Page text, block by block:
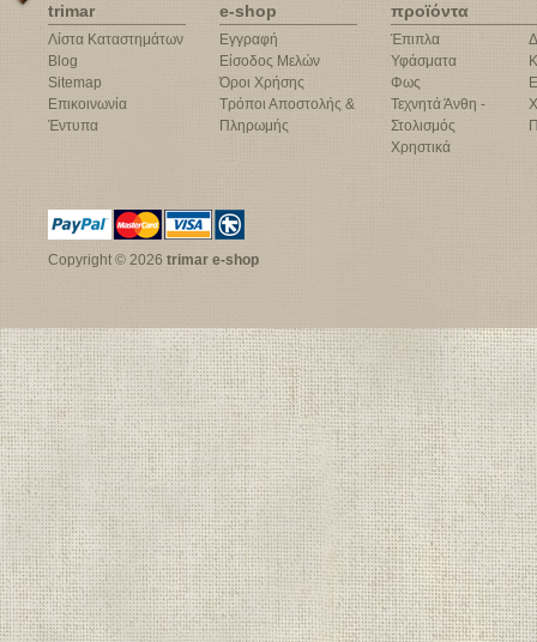
trimar
Λίστα Καταστημάτων
Blog
Sitemap
Επικοινωνία
Έντυπα
e-shop
Εγγραφή
Είσοδος Μελών
Όροι Χρήσης
Τρόποι Αποστολής &
Πληρωμής
προϊόντα
Έπιπλα
Υφάσματα
Φως
Τεχνητά Άνθη -
Στολισμός
Χρηστικά
Copyright © 2026 trimar e-shop